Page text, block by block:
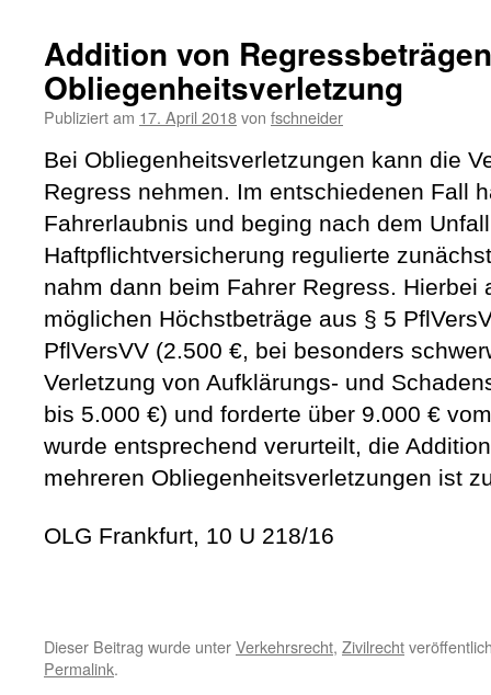
Addition von
Obliegenheitsverletzung
Publiziert am 17. April 2018von fschneider
Bei Obliegenheitsverletzungen kann die
Regress nehmen. Im entschiedenen Fall
Fahrerlaubnis und beging nach dem
Haftpflichtversicherung regulierte
nahm dann beim Fahrer Regress. Hierbei
möglichen Höchstbeträge aus § 5
PflVersVV (2.500 €, bei besonders
Verletzung von Aufklärungs- und
bis 5.000 €) und forderte über 9.000 €
wurde entsprechend verurteilt, die
mehreren Obliegenheitsverletzungen ist
OLG Frankfurt, 10 U 218/16
Dieser Beitrag wurde unterVerkehrsrecht, Zivilrecht
Permalink.